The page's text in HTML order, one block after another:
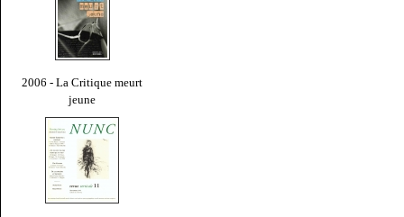
2006 - La Critique meurt
jeune